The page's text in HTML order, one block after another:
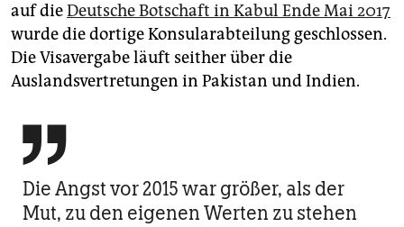
auf dieDeutsche Botschaft in Kabul Ende Mai 2017
wurde die dortige Konsularabteilung geschlossen.
Die Visavergabe läuft seither über die
Auslandsvertretungen in Pakistan und Indien.

Die Angst vor 2015 war größer, als der
Mut, zu den eigenen Werten zu stehen